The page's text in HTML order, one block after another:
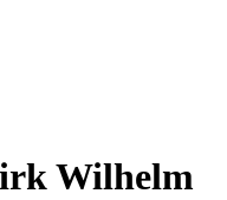
Wilhelm